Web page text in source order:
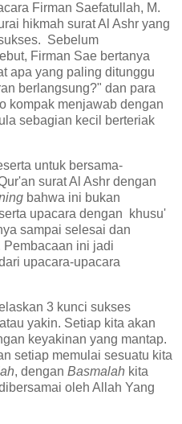
Firman Saefatullah, M.
hikmah surat Al Ashr yang
Sebelum
Firman Sae bertanya
apa yang paling ditunggu
berlangsung?" dan para
kompak menjawab dengan
sebagian kecil berteriak
untuk bersama-
surat Al Ashr dengan
bahwa ini bukan
upacara dengan khusu'
sampai selesai dan
Pembacaan ini jadi
upacara-upacara
3 kunci sukses
yakin. Setiap kita akan
keyakinan yang mantap.
setiap memulai sesuatu kita
, dengan Basmalah kita
oleh Allah Yang